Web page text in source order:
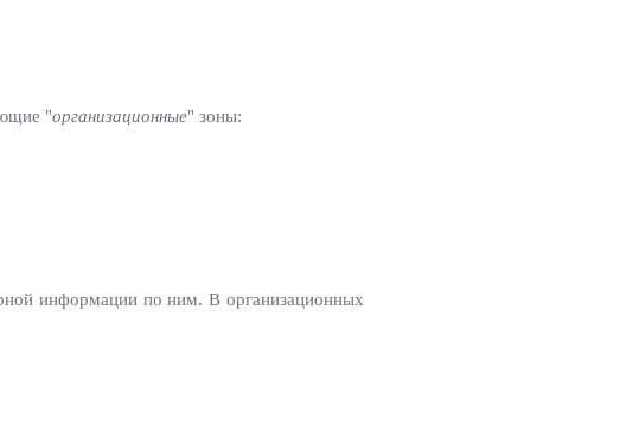
"организационные" зоны:
информации по ним. В организационных